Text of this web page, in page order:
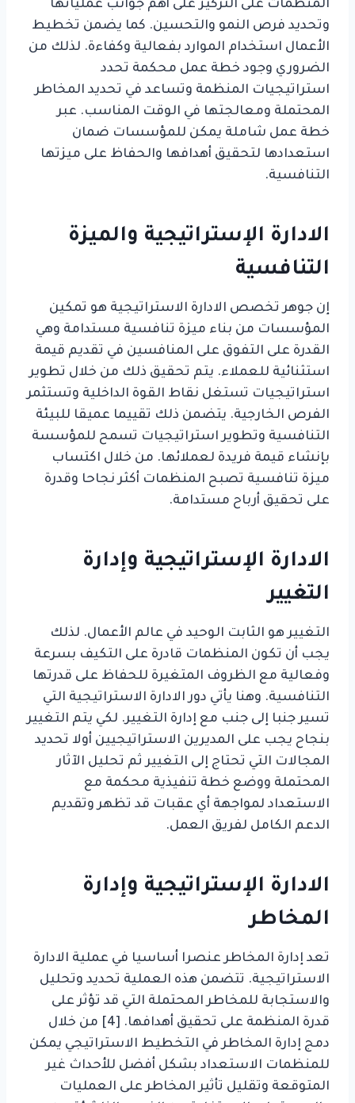
المنظمات على التركيز على أهم جوانب عملياتها
وتحديد فرص النمو والتحسين. كما يضمن تخطيط
الأعمال استخدام الموارد بفعالية وكفاءة. لذلك من
الضروري وجود خطة عمل محكمة تحدد
استراتيجيات المنظمة وتساعد في تحديد المخاطر
المحتملة ومعالجتها في الوقت المناسب. عبر
خطة عمل شاملة يمكن للمؤسسات ضمان
استعدادها لتحقيق أهدافها والحفاظ على ميزتها
التنافسية.
الادارة الإستراتيجية والميزة
التنافسية
إن جوهر تخصص الادارة الاستراتيجية هو تمكين
المؤسسات من بناء ميزة تنافسية مستدامة وهي
القدرة على التفوق على المنافسين في تقديم قيمة
استثنائية للعملاء. يتم تحقيق ذلك من خلال تطوير
استراتيجيات تستغل نقاط القوة الداخلية وتستثمر
الفرص الخارجية. يتضمن ذلك تقييما عميقا للبيئة
التنافسية وتطوير استراتيجيات تسمح للمؤسسة
بإنشاء قيمة فريدة لعملائها. من خلال اكتساب
ميزة تنافسية تصبح المنظمات أكثر نجاحا وقدرة
على تحقيق أرباح مستدامة.
الادارة الإستراتيجية وإدارة
التغيير
التغيير هو الثابت الوحيد في عالم الأعمال. لذلك
يجب أن تكون المنظمات قادرة على التكيف بسرعة
وفعالية مع الظروف المتغيرة للحفاظ على قدرتها
التنافسية. وهنا يأتي دور الادارة الاستراتيجية التي
تسير جنبا إلى جنب مع إدارة التغيير. لكي يتم التغيير
بنجاح يجب على المديرين الاستراتيجيين أولا تحديد
المجالات التي تحتاج إلى التغيير ثم تحليل الآثار
المحتملة ووضع خطة تنفيذية محكمة مع
الاستعداد لمواجهة أي عقبات قد تظهر وتقديم
الدعم الكامل لفريق العمل.
الادارة الإستراتيجية وإدارة
المخاطر
تعد إدارة المخاطر عنصرا أساسيا في عملية الادارة
الاستراتيجية. تتضمن هذه العملية تحديد وتحليل
والاستجابة للمخاطر المحتملة التي قد تؤثر على
قدرة المنظمة على تحقيق أهدافها. [4] من خلال
دمج إدارة المخاطر في التخطيط الاستراتيجي يمكن
للمنظمات الاستعداد بشكل أفضل للأحداث غير
المتوقعة وتقليل تأثير المخاطر على العمليات